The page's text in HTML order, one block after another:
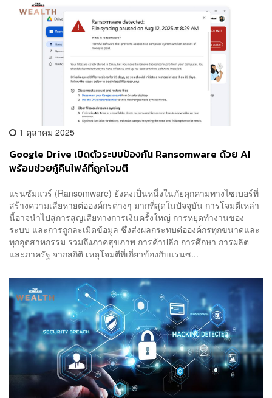
1 ตุลาคม 2025
Google Drive เปิดตัวระบบป้องกัน Ransomware ด้วย AI
พร้อมช่วยกู้คืนไฟล์ที่ถูกโจมตี
แรนซัมแวร์ (Ransomware) ยังคงเป็นหนึ่งในภัยคุกคามทางไซเบอร์ที่
สร้างความเสียหายต่อองค์กรต่างๆ มากที่สุดในปัจจุบัน การโจมตีเหล่า
นี้อาจนำไปสู่การสูญเสียทางการเงินครั้งใหญ่ การหยุดทำงานของ
ระบบ และการถูกละเมิดข้อมูล ซึ่งส่งผลกระทบต่อองค์กรทุกขนาดและ
ทุกอุตสาหกรรม รวมถึงภาคสุขภาพ การค้าปลีก การศึกษา การผลิต
และภาครัฐ จากสถิติ เหตุโจมตีที่เกี่ยวข้องกับแรนซ...